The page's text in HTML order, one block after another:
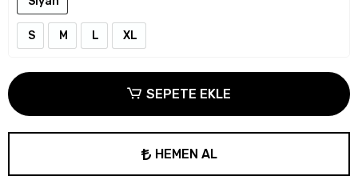
S M L XL
SEPETE EKLE
HEMEN AL